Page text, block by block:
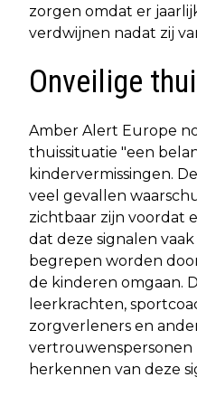
zorgen omdat er
verdwijnen nadat zij
Onveilige
Amber Alert Europe
thuissituatie "een
kindervermissingen.
veel gevallen
zichtbaar zijn voordat
dat deze signalen
begrepen worden
de kinderen omgaan.
leerkrachten,
zorgverleners en
herkennen van deze